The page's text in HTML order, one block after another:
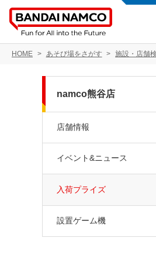
HOME あそび場をさがす 施設・店舗
namco熊谷店
店舗情報
イベント&ニュース
入荷プライズ
設置ゲーム機